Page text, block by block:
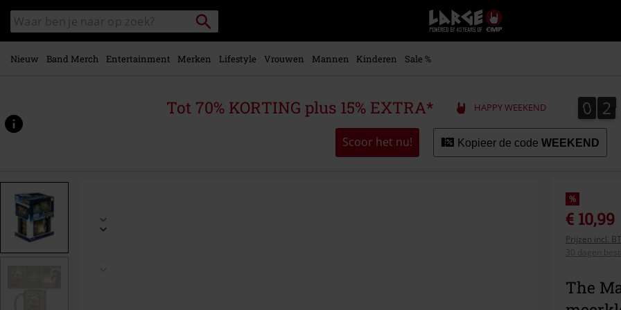
naar
hoofdinhoud
Zoek
in
catalogus
Packstation
zoeken
Large
–
Muziek-,
+
kleding
Nieuw Band Merch Entertainment Merken Lifestyle Vrouwen Mannen Kinderen Sale %
Tot 70% KORTING plus 15% EXTRA* HAPPY WEEKEND 0
0 2
2
Scoor het nu! Kopieer de code WEEKEND
www.large.nl/p/the-
596515St.html
%
€ 10,99
Prijzen incl.
30 dagen
The